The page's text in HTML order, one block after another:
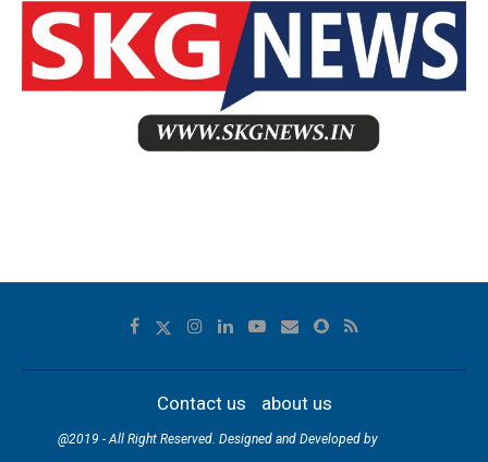
Contact us about us
@2019 - All Right Reserved. Designed and Developed by